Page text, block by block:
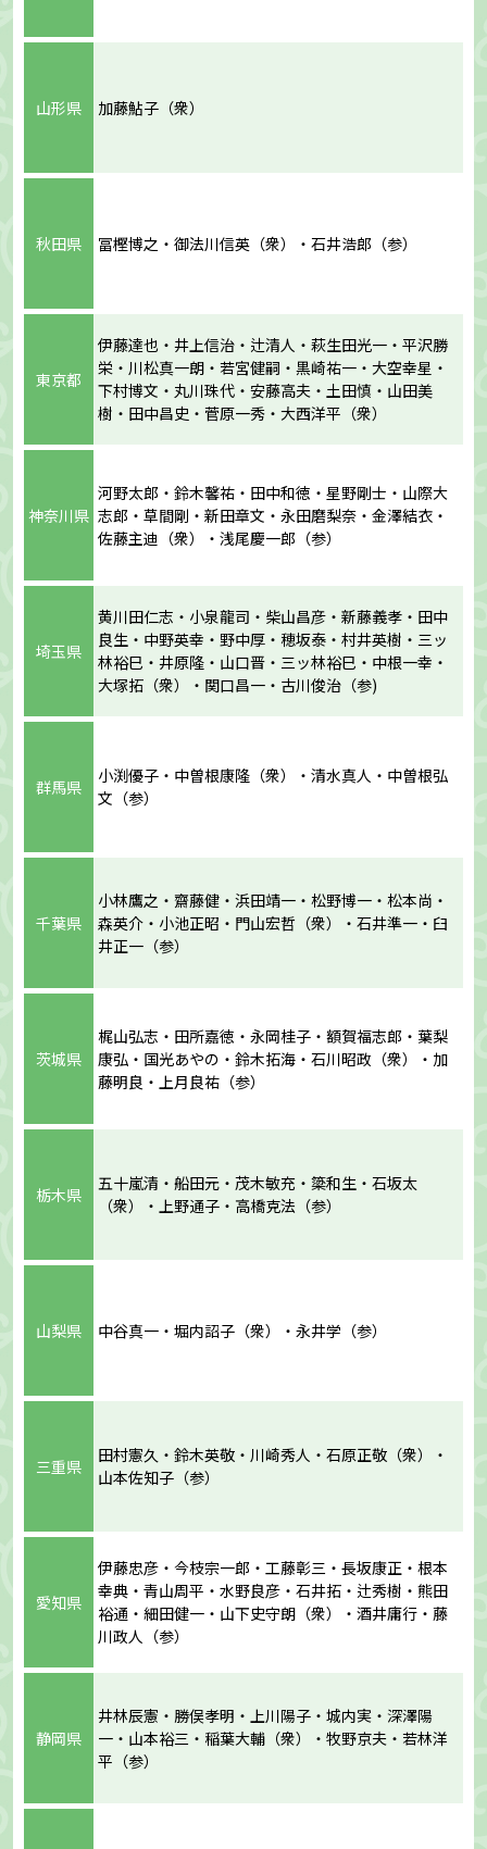
山形県 加藤鮎子（衆）
秋田県 冨樫博之・御法川信英（衆）・石井浩郎（参）
東京都
伊藤達也・井上信治・辻清人・萩生田光一・平沢勝
栄・川松真一朗・若宮健嗣・黒崎祐一・大空幸星・
下村博文・丸川珠代・安藤高夫・土田慎・山田美
樹・田中昌史・菅原一秀・大西洋平（衆）
神奈川県
河野太郎・鈴木馨祐・田中和徳・星野剛士・山際大
志郎・草間剛・新田章文・永田磨梨奈・金澤結衣・
佐藤主迪（衆）・浅尾慶一郎（参）
埼玉県
黄川田仁志・小泉龍司・柴山昌彦・新藤義孝・田中
良生・中野英幸・野中厚・穂坂泰・村井英樹・三ッ
林裕巳・井原隆・山口晋・三ッ林裕巳・中根一幸・
大塚拓（衆）・関口昌一・古川俊治（参)
群馬県
小渕優子・中曽根康隆（衆）・清水真人・中曽根弘
文（参）
千葉県
小林鷹之・齋藤健・浜田靖一・松野博一・松本尚・
森英介・小池正昭・門山宏哲（衆）・石井準一・臼
井正一（参）
茨城県
梶山弘志・田所嘉徳・永岡桂子・額賀福志郎・葉梨
康弘・国光あやの・鈴木拓海・石川昭政（衆）・加
藤明良・上月良祐（参）
栃木県
五十嵐清・船田元・茂木敏充・簗和生・石坂太
（衆）・上野通子・高橋克法（参）
山梨県 中谷真一・堀内詔子（衆）・永井学（参）
三重県
田村憲久・鈴木英敬・川崎秀人・石原正敬（衆）・
山本佐知子（参）
愛知県
伊藤忠彦・今枝宗一郎・工藤彰三・長坂康正・根本
幸典・青山周平・水野良彦・石井拓・辻秀樹・熊田
裕通・細田健一・山下史守朗（衆）・酒井庸行・藤
川政人（参）
静岡県
井林辰憲・勝俣孝明・上川陽子・城内実・深澤陽
一・山本裕三・稲葉大輔（衆）・牧野京夫・若林洋
平（参）